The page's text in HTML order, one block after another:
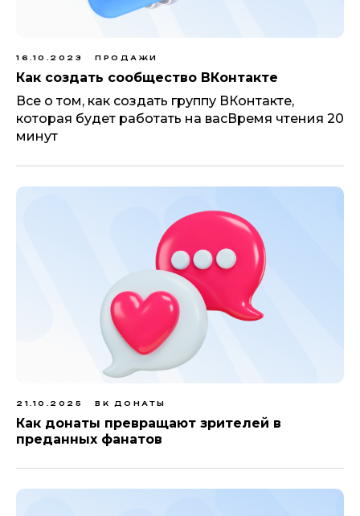
16.10.2023 ПРОДАЖИ
Как создать сообщество ВКонтакте
Все о том, как создать группу ВКонтакте,
которая будет работать на васВремя чтения 20
минут
21.10.2025 ВК ДОНАТЫ
Как донаты превращают зрителей в
преданных фанатов